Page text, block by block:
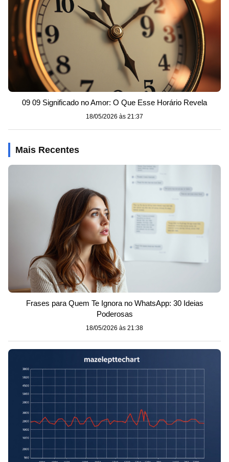
09 09 Significado no Amor: O Que Esse Horário Revela
18/05/2026 às 21:37
Mais Recentes
Frases para Quem Te Ignora no WhatsApp: 30 Ideias
Poderosas
18/05/2026 às 21:38